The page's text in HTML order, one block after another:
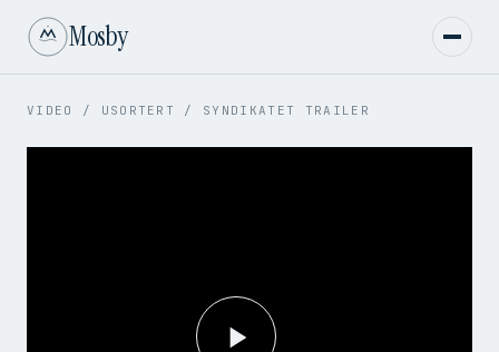
Mosby
VIDEO / USORTERT / SYNDIKATET TRAILER